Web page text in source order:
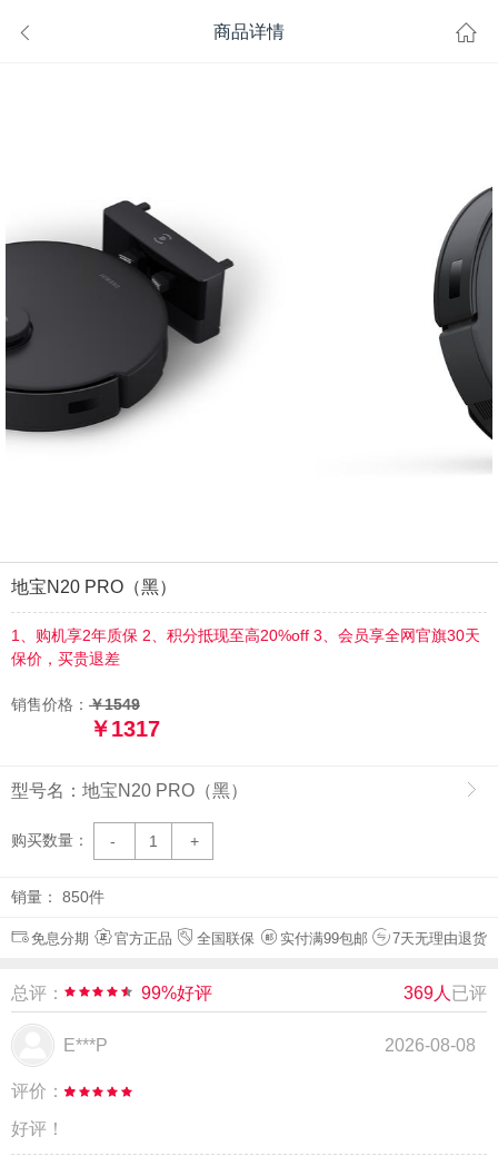
商品详情
地宝N20 PRO（黑）
1、购机享2年质保 2、积分抵现至高20%off 3、会员享全网官旗30天
保价，买贵退差
销售价格： ￥1549
￥1317
型号名： 地宝N20 PRO（黑）
购买数量： - 1 +
销量： 850件
免息分期 官方正品 全国联保 实付满99包邮 7天无理由退货
总评： 99%好评 369人 已评
E***P 2026-08-08
评价：
好评！